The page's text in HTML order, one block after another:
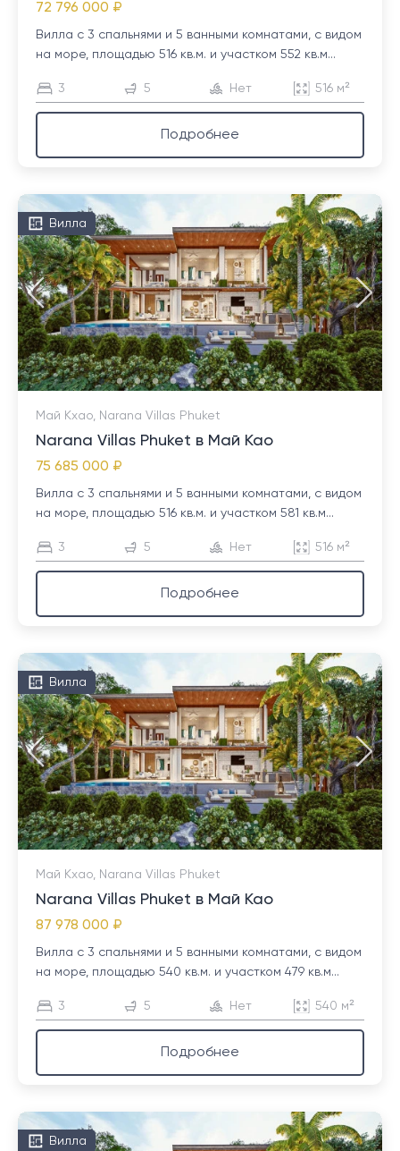
72 796 000 ₽
Вилла с 3 спальнями и 5 ванными комнатами, с видом
на море, площадью 516 кв.м. и участком 552 кв.м...
3 5 Нет 516 м²
Подробнее
Вилла
Май Кхао, Narana Villas Phuket
Narana Villas Phuket в Май Као
75 685 000 ₽
Вилла с 3 спальнями и 5 ванными комнатами, с видом
на море, площадью 516 кв.м. и участком 581 кв.м...
3 5 Нет 516 м²
Подробнее
Вилла
Май Кхао, Narana Villas Phuket
Narana Villas Phuket в Май Као
87 978 000 ₽
Вилла с 3 спальнями и 5 ванными комнатами, с видом
на море, площадью 540 кв.м. и участком 479 кв.м...
3 5 Нет 540 м²
Подробнее
Вилла